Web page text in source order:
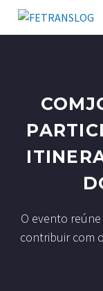
O evento
contribuir com